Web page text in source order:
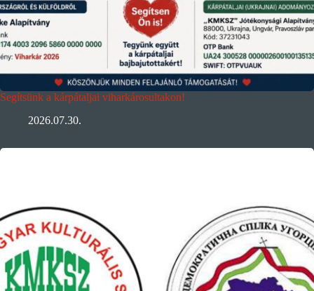
Segítsünk a kárpátaljai viharkárosultakon!
2026.07.30.